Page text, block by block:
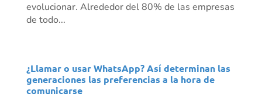
evolucionar. Alrededor del 80% de las empresas
de todo...
¿Llamar o usar WhatsApp? Así determinan las
generaciones las preferencias a la hora de
comunicarse